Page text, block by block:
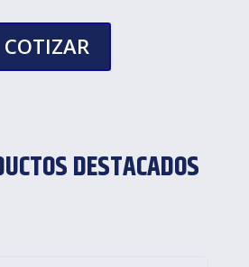
COTIZAR
DESTACADOS